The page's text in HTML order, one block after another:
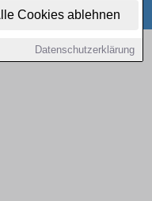
Cookies ablehnen
Datenschutzerklärung
| Content by: 1a-sites-autos